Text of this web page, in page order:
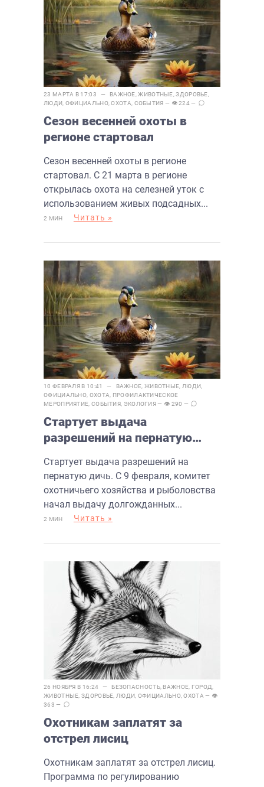
23 МАРТА В 17:03 — ВАЖНОЕ ,ЖИВОТНЫЕ ,ЗДОРОВЬЕ
ЛЮДИ ОФИЦИАЛЬНО,ОХОТА СОБЫТИЯ — 👁 224 —
Сезон весенней охоты в
регионе стартовал
Сезон весенней охоты в регионе
стартовал. С 21 марта в регионе
открылась охота на селезней уток с
использованием живых подсадных...
2 МИН Читать »
10 ФЕВРАЛЯ В 10:41 — ВАЖНОЕ ЖИВОТНЫЕ ЛЮДИ
ОФИЦИАЛЬНО ОХОТА
ПРОФИЛАКТИЧЕСКОЕ
МЕРОПРИЯТИЕ СОБЫТИЯ ЭКОЛОГИЯ— 👁 290 —
Стартует выдача
разрешений на пернатую
Стартует выдача разрешений на
пернатую дичь. С 9 февраля, комитет
охотничьего хозяйства и рыболовства
начал выдачу долгожданных...
2 МИН Читать »
26 НОЯБРЯ В 16:24 — БЕЗОПАСНОСТЬ, ВАЖНОЕ ГОРОД
ЖИВОТНЫЕ ,ЗДОРОВЬЕ ЛЮДИ ОФИЦИАЛЬНО,ОХОТА — 👁
363 —
Охотникам заплатят за
отстрел лисиц
Охотникам заплатят за отстрел лисиц.
Программа по регулированию